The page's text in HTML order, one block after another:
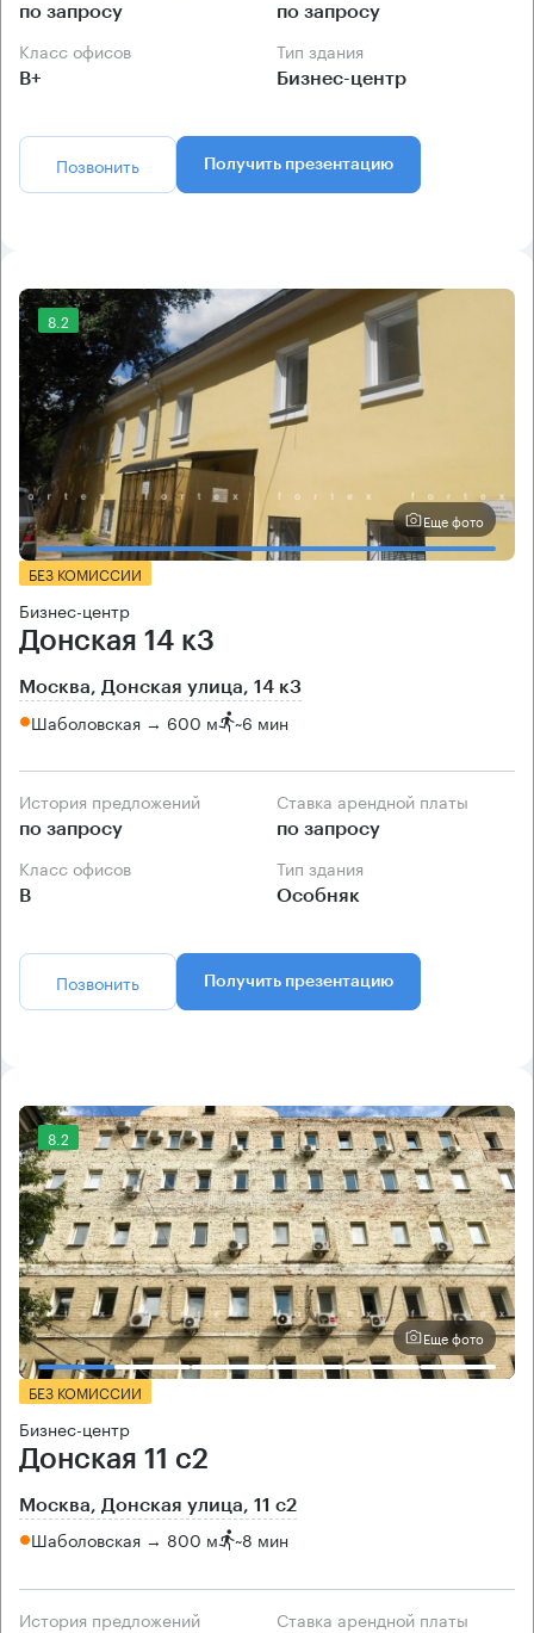
по запросу по запросу
Класс офисов
B+
Тип здания
Бизнес-центр
Позвонить Получить презентацию
8.2
Еще фото
БЕЗ КОМИССИИ
Бизнес-центр
Донская 14 к3
Москва, Донская улица, 14 к3
Шаболовская → 600 м ~6 мин
История предложений
по запросу
Ставка арендной платы
по запросу
Класс офисов
B
Тип здания
Особняк
Позвонить Получить презентацию
8.2
Еще фото
БЕЗ КОМИССИИ
Бизнес-центр
Донская 11 с2
Москва, Донская улица, 11 с2
Шаболовская → 800 м ~8 мин
История предложений Ставка арендной платы